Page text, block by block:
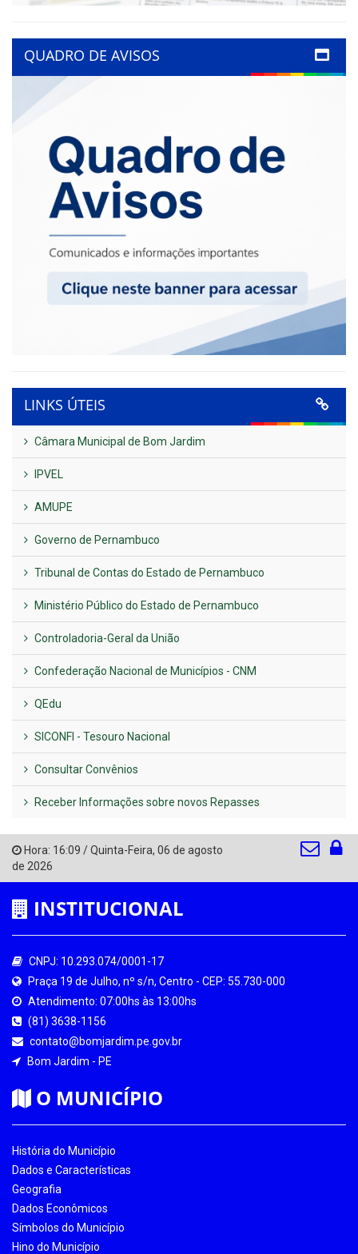
QUADRO DE AVISOS
LINKS ÚTEIS
Câmara Municipal de Bom Jardim
IPVEL
AMUPE
Governo de Pernambuco
Tribunal de Contas do Estado de Pernambuco
Ministério Público do Estado de Pernambuco
Controladoria-Geral da União
Confederação Nacional de Municípios - CNM
QEdu
SICONFI - Tesouro Nacional
Consultar Convênios
Receber Informações sobre novos Repasses
Hora: 16:09 /Quinta-Feira, 06 de agosto
de 2026
INSTITUCIONAL
CNPJ: 10.293.074/0001-17
Praça 19 de Julho, nº s/n, Centro - CEP: 55.730-000
Atendimento: 07:00hs às 13:00hs
(81) 3638-1156
contato@bomjardim.pe.gov.br
Bom Jardim - PE
O MUNICÍPIO
História do Município
Dados e Características
Geografia
Dados Econômicos
Símbolos do Município
Hino do Município